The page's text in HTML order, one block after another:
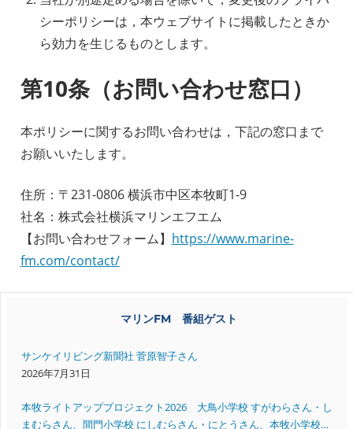
シーポリシーは，本ウェブサイトに掲載したときか
ら効力を生じるものとします。
第10条（お問い合わせ窓口）
本ポリシーに関するお問い合わせは，下記の窓口まで
お願いいたします。
住所：〒231-0806 横浜市中区本牧町1-9
社名：株式会社横浜マリンエフエム
【お問い合わせフォーム】 https://www.marine-
fm.com/contact/
マリンFM 番組ゲスト
サンケイリビング新聞社 菅原智子さん
2026年7月31日
本牧ライトアッププロジェクト2026 大鳥小学校 すがわらさん・し
まむらさん、間門小学校 にしむらさん・にとうさん、本牧小学校